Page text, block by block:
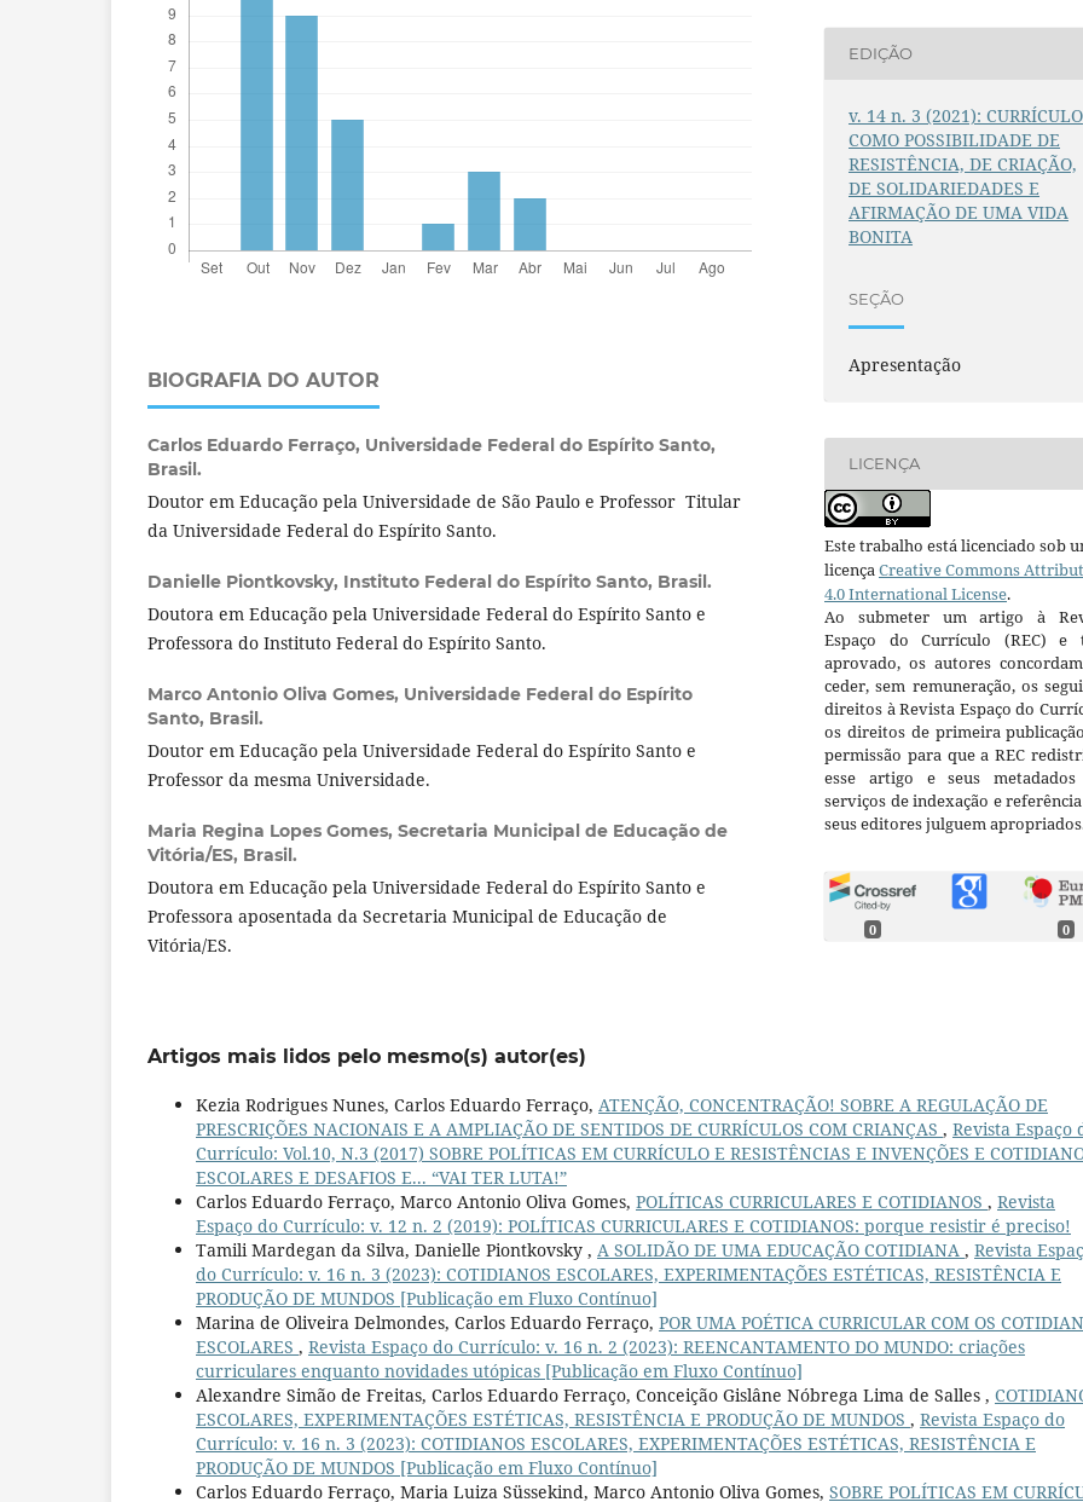
BIOGRAFIA DO AUTOR
Carlos Eduardo Ferraço, Universidade Federal do Espírito Santo,
Brasil.
Doutor em Educação pela Universidade de São Paulo e Professor Titular
da Universidade Federal do Espírito Santo.
Danielle Piontkovsky, Instituto Federal do Espírito Santo, Brasil.
Doutora em Educação pela Universidade Federal do Espírito Santo e
Professora do Instituto Federal do Espírito Santo.
Marco Antonio Oliva Gomes, Universidade Federal do Espírito
Santo, Brasil.
Doutor em Educação pela Universidade Federal do Espírito Santo e
Professor da mesma Universidade.
Maria Regina Lopes Gomes, Secretaria Municipal de Educação de
Vitória/ES, Brasil.
Doutora em Educação pela Universidade Federal do Espírito Santo e
Professora aposentada da Secretaria Municipal de Educação de
Vitória/ES.
EDIÇÃO
v. 14 n. 3 (2021): CURRÍCULO
COMO POSSIBILIDADE DE
RESISTÊNCIA, DE CRIAÇÃO,
DE SOLIDARIEDADES E
AFIRMAÇÃO DE UMA VIDA
BONITA
SEÇÃO
Apresentação
LICENÇA
Este trabalho está licenciado sob
licençaCreative Commons
4.0 International License.
Ao submeter um artigo à
Espaço do Currículo (REC) e
aprovado, os autores
ceder, sem remuneração, os
direitos à Revista Espaço do
os direitos de primeira
permissão para que a REC
esse artigo e seus metadados
serviços de indexação e
seus editores julguem
0 0
Artigos mais lidos pelo mesmo(s) autor(es)
Kezia Rodrigues Nunes, Carlos Eduardo Ferraço, ATENÇÃO, CONCENTRAÇÃO! SOBRE A REGULAÇÃO DE
PRESCRIÇÕES NACIONAIS E A AMPLIAÇÃO DE SENTIDOS DE CURRÍCULOS COM CRIANÇAS , Revista Espaço
Currículo: Vol.10, N.3 (2017) SOBRE POLÍTICAS EM CURRÍCULO E RESISTÊNCIAS E INVENÇÕES E
ESCOLARES E DESAFIOS E... “VAI TER LUTA!”
Carlos Eduardo Ferraço, Marco Antonio Oliva Gomes, POLÍTICAS CURRICULARES E COTIDIANOS , Revista
Espaço do Currículo: v. 12 n. 2 (2019): POLÍTICAS CURRICULARES E COTIDIANOS: porque resistir é preciso!
Tamili Mardegan da Silva, Danielle Piontkovsky , A SOLIDÃO DE UMA EDUCAÇÃO COTIDIANA , Revista
do Currículo: v. 16 n. 3 (2023): COTIDIANOS ESCOLARES, EXPERIMENTAÇÕES ESTÉTICAS, RESISTÊNCIA E
PRODUÇÃO DE MUNDOS [Publicação em Fluxo Contínuo]
Marina de Oliveira Delmondes, Carlos Eduardo Ferraço, POR UMA POÉTICA CURRICULAR COM OS
ESCOLARES , Revista Espaço do Currículo: v. 16 n. 2 (2023): REENCANTAMENTO DO MUNDO: criações
curriculares enquanto novidades utópicas [Publicação em Fluxo Contínuo]
Alexandre Simão de Freitas, Carlos Eduardo Ferraço, Conceição Gislâne Nóbrega Lima de Salles ,
ESCOLARES, EXPERIMENTAÇÕES ESTÉTICAS, RESISTÊNCIA E PRODUÇÃO DE MUNDOS , Revista Espaço do
Currículo: v. 16 n. 3 (2023): COTIDIANOS ESCOLARES, EXPERIMENTAÇÕES ESTÉTICAS, RESISTÊNCIA E
PRODUÇÃO DE MUNDOS [Publicação em Fluxo Contínuo]
Carlos Eduardo Ferraço, Maria Luiza Süssekind, Marco Antonio Oliva Gomes, SOBRE POLÍTICAS EM